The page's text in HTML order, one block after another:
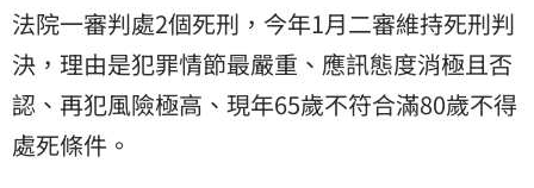
法院一審判處2個死刑，今年1月二審維持死刑判
決，理由是犯罪情節最嚴重、應訊態度消極且否
認、再犯風險極高、現年65歲不符合滿80歲不得
處死條件。